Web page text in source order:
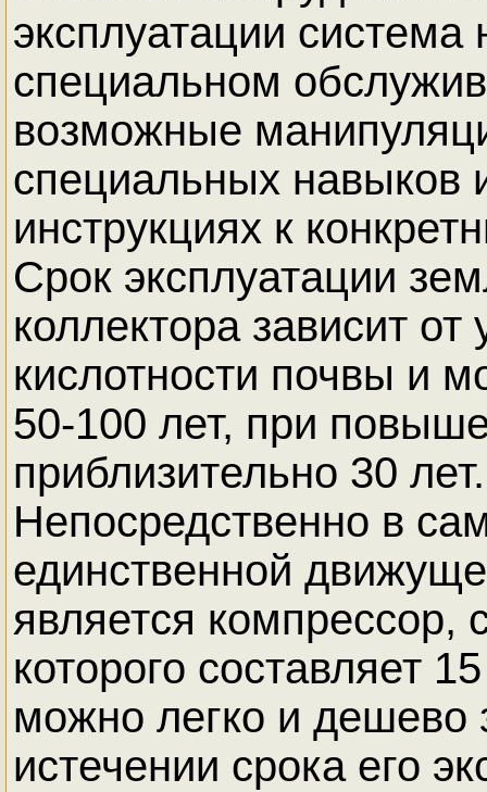
эксплуатации система
специальном
возможные
специальных навыков
инструкциях к
Cрок эксплуатации
коллектора зависит от
кислотности почвы и
50-100 лет, при
приблизительно 30 лет.
Непосредственно в
единственной
является компрессор,
которого составляет
можно легко и дешево
истечении срока его